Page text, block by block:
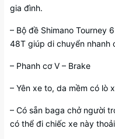
gia đình.
– Bộ đề Shimano Tourney
48T giúp di chuyển nhanh
– Phanh cơ V – Brake
– Yên xe to, da mềm có lò
– Có sẵn baga chở người
có thể đi chiếc xe này